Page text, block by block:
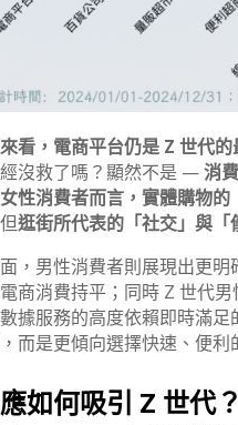
看，電商平台仍是 Z 世代
沒救了嗎？顯然不是 —消
性消費者而言，實體購物的
逛街所代表的「社交」與
，男性消費者則展現出更
商消費持平；同時 Z 世代
據服務的高度依賴即時滿
而是更傾向選擇快速、便利
如何吸引 Z 世代